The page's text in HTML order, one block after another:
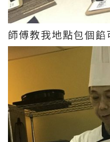
師傅教我地點包個